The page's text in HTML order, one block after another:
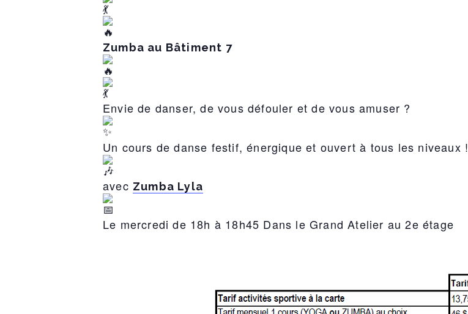
Zumba au Bâtiment 7
Envie de danser, de vous défouler et de vous amuser ?
Un cours de danse festif, énergique et ouvert à tous les niveaux !
avec Zumba Lyla
Le mercredi de 18h à 18h45 Dans le Grand Atelier au 2e étage